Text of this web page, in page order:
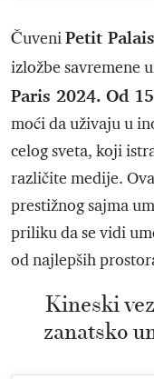
ČuveniPetit Palais
izložbe savremene
Paris 2024. Od
moći da uživaju u
celog sveta, koji
različite medije.
prestižnog sajma
priliku da se vidi
od najlepših
Kineski
zanatsko